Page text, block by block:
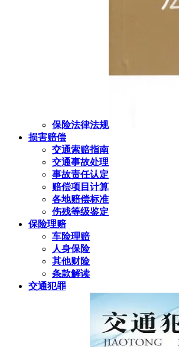
保险法律法规
损害赔偿
交通索赔指南
交通事故处理
事故责任认定
赔偿项目计算
各地赔偿标准
伤残等级鉴定
保险理赔
车险理赔
人身保险
其他财险
条款解读
交通犯罪